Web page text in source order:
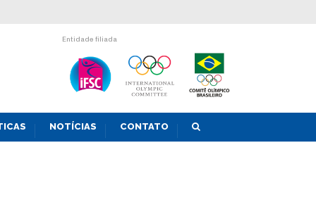
Entidade filiada
NOTÍCIAS CONTATO